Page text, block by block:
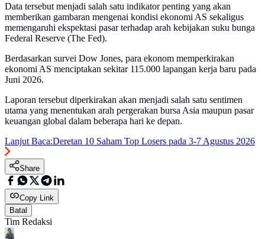
Data tersebut menjadi salah satu indikator penting yang akan
memberikan gambaran mengenai kondisi ekonomi AS sekaligus
memengaruhi ekspektasi pasar terhadap arah kebijakan suku bunga
Federal Reserve (The Fed).
Berdasarkan survei Dow Jones, para ekonom memperkirakan
ekonomi AS menciptakan sekitar 115.000 lapangan kerja baru pada
Juni 2026.
Laporan tersebut diperkirakan akan menjadi salah satu sentimen
utama yang menentukan arah pergerakan bursa Asia maupun pasar
keuangan global dalam beberapa hari ke depan.
Lanjut Baca:Deretan 10 Saham Top Losers pada 3-7 Agustus 2026
Share
Copy Link
Batal
Tim Redaksi